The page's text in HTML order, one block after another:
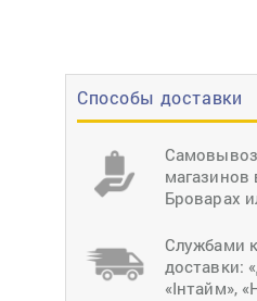
Способы доставки
магазинов
Броварах
Службами
доставки:
«Інтайм»,